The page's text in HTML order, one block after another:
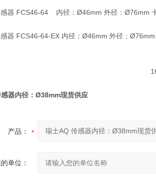
器 FCS46-64 内径：Ø46mm 外径：Ø76mm
器 FCS46-64-EX 内径：Ø46mm 外径：Ø76mm
器内径：Ø38mm现货供应
产品：
单位：